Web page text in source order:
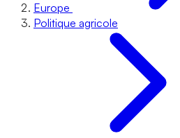
Europe
Politique agricole